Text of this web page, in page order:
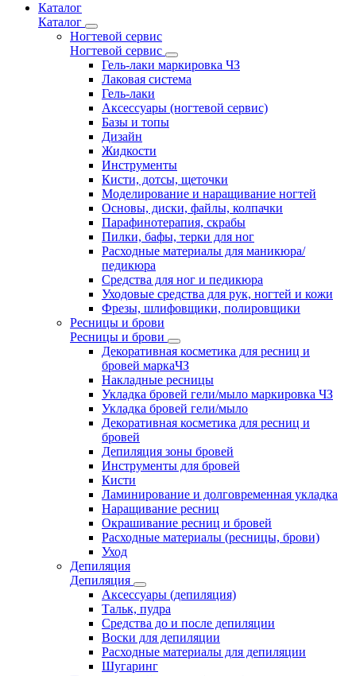
Каталог
Каталог
Ногтевой сервис
Ногтевой сервис
Гель-лаки маркировка ЧЗ
Лаковая система
Гель-лаки
Аксессуары (ногтевой сервис)
Базы и топы
Дизайн
Жидкости
Инструменты
Кисти, дотсы, щеточки
Моделирование и наращивание ногтей
Основы, диски, файлы, колпачки
Парафинотерапия, скрабы
Пилки, бафы, терки для ног
Расходные материалы для маникюра/
педикюра
Средства для ног и педикюра
Уходовые средства для рук, ногтей и кожи
Фрезы, шлифовщики, полировщики
Ресницы и брови
Ресницы и брови
Декоративная косметика для ресниц и
бровей маркаЧЗ
Накладные ресницы
Укладка бровей гели/мыло маркировка ЧЗ
Укладка бровей гели/мыло
Декоративная косметика для ресниц и
бровей
Депиляция зоны бровей
Инструменты для бровей
Кисти
Ламинирование и долговременная укладка
Наращивание ресниц
Окрашивание ресниц и бровей
Расходные материалы (ресницы, брови)
Уход
Депиляция
Депиляция
Аксессуары (депиляция)
Тальк, пудра
Средства до и после депиляции
Воски для депиляции
Расходные материалы для депиляции
Шугаринг